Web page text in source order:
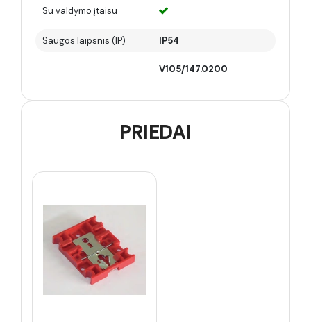
Su valdymo įtaisu
Saugos laipsnis (IP) IP54
V105/147.0200
PRIEDAI